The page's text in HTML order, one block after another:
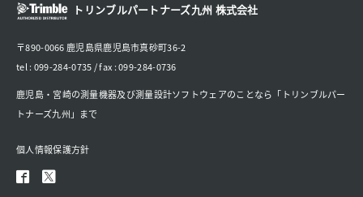
トリンブルパートナーズ九州 株式会社
〒890-0066 鹿児島県鹿児島市真砂町36-2
tel : 099-284-0735 / fax : 099-284-0736
鹿児島・宮崎の測量機器及び測量設計ソフトウェアのことなら「トリンブルパー
トナーズ九州」まで
個人情報保護方針